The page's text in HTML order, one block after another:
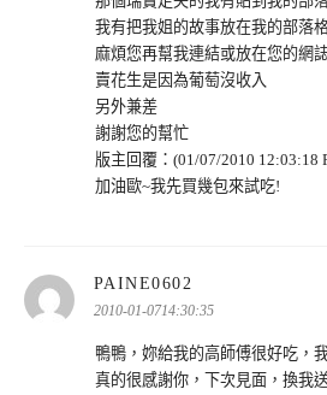
我有把我姐的故事放在我的部落
麻煩您再幫我連結或放在您的網
賣花生是因為葡萄沒收入
另外兼差
謝謝您的幫忙
版主回覆：(01/07/2010 12:03:18
加油歐~我先買幾包來試吃!
PAINE0602
示:
2010-01-0714:30:35
鴨鴨，妳給我的高師傅很好吃，
真的很感謝你，下次見面，換我